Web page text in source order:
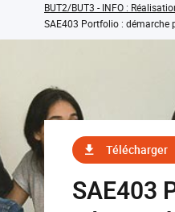
BUT2/BUT3 - INFO :
SAE403 Portfolio : démarche
Télécharger
SAE403